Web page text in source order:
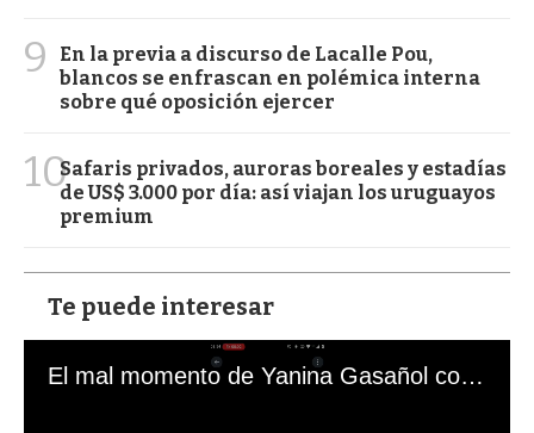
9
En la previa a discurso de Lacalle Pou,
blancos se enfrascan en polémica interna
sobre qué oposición ejercer
10Safaris privados, auroras boreales y estadías
de US$ 3.000 por día: así viajan los uruguayos
premium
Te puede interesar
El mal momento de Yanina Gasañol con un hincha argentino en "Subrayado"